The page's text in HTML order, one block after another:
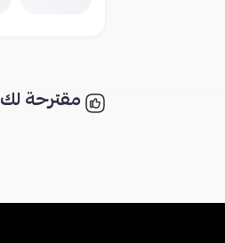
مقترحة لك